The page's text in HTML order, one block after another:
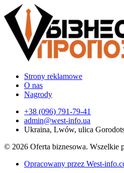
Strony reklamowe
O nas
Nagrody
+38 (096) 791-79-41
admin@west-info.ua
Ukraina, Lwów, ulica
© 2026 Oferta biznesowa. Wszelkie
Opracowany przez West-